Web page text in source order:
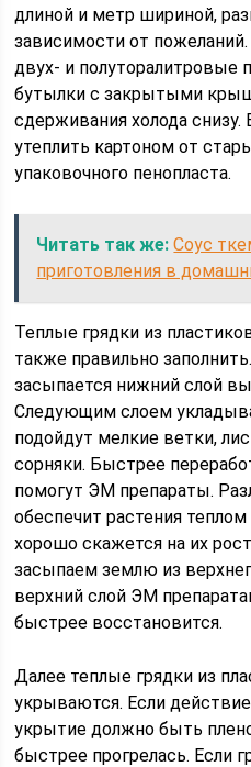
длиной и метр шириной,
зависимости от
двух- и полуторалитровые
бутылки с закрытыми
сдерживания холода
утеплить картоном от
упаковочного пенопласта.
Читать так же: Соус
приготовления в
Теплые грядки из
также правильно
засыпается нижний слой
Следующим слоем
подойдут мелкие ветки,
сорняки. Быстрее
помогут ЭМ препараты.
обеспечит растения
хорошо скажется на их
засыпаем землю из
верхний слой ЭМ
быстрее восстановится.
Далее теплые грядки из
укрываются. Если
укрытие должно быть
быстрее прогрелась. Если